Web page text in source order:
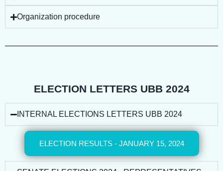
Organization procedure
ELECTION LETTERS UBB 2024
INTERNAL ELECTIONS LETTERS UBB 2024
ELECTION RESULTS - JANUARY 15, 2024